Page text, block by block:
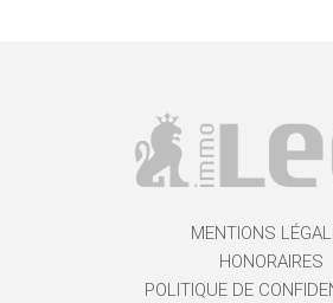
MENTIONS
HONORAIRES
POLITIQUE DE